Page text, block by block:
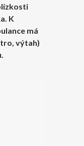
K
má
výtah)